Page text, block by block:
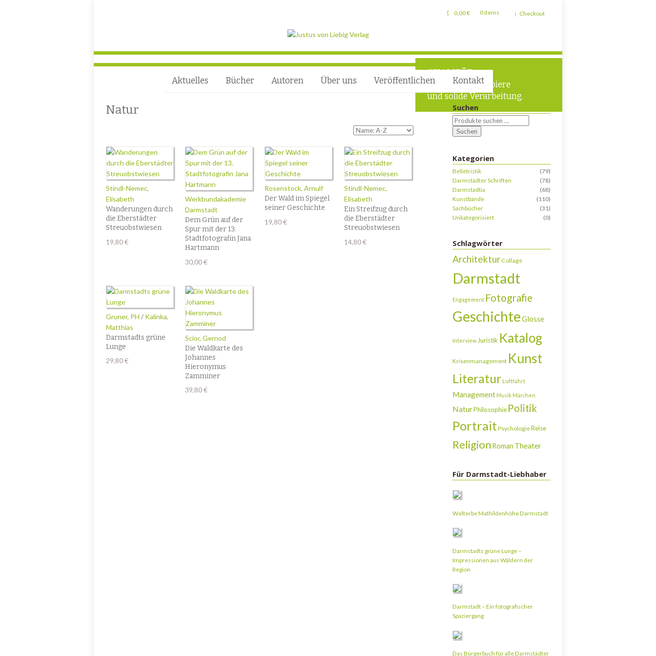
0,00€ 0 items Checkout
QUALITÄT
Hochwertige Papiere
und solide Verarbeitung.
Aktuelles Bücher Autoren Über uns Veröffentlichen Kontakt
Natur
Stindl-Nemec,
Elisabeth
Wanderungen durch
die Eberstädter
Streuobstwiesen
19,80€
Werkbundakademie
Darmstadt
Dem Grün auf der
Spur mit der 13.
Stadtfotografin Jana
Hartmann
30,00€
Rosenstock, Arnulf
Der Wald im Spiegel
seiner Geschichte
19,80€
Stindl-Nemec,
Elisabeth
Ein Streifzug durch
die Eberstädter
Streuobstwiesen
14,80€
Gruner, PH / Kalinka,
Matthias
Darmstadts grüne
Lunge
29,80€
Scior, Gernod
Die Waldkarte des
Johannes
Hieronymus
Zamminer
39,80€
Suchen
Suchen
Kategorien
Belletristik
(79)
Darmstädter Schriften
(78)
Darmstadtia
(68)
Kunstbände
(110)
Sachbücher
(31)
Unkategorisiert
(0)
Schlagwörter
ArchitekturCollage
Darmstadt
Engagement Fotografie
GeschichteGlosse
Interview Juristik Katalog
Krisenmanagement Kunst
Literatur Luftfahrt
Management Musik Märchen
NaturPhilosophie Politik
Portrait PsychologieReise
Religion Roman Theater
Für Darmstadt-Liebhaber
Welterbe Mathildenhöhe Darmstadt
Darmstadts grüne Lunge –
Impressionen aus Wäldern der
Region
Darmstadt – Ein fotografischer
Spaziergang
Das Bürgerbuch für alle Darmstädter